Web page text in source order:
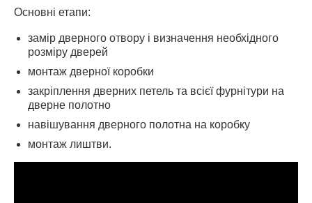
Основні етапи:
замір дверного отвору і визначення необхідного
розміру дверей
монтаж дверної коробки
закріплення дверних петель та всієї фурнітури на
дверне полотно
навішування дверного полотна на коробку
монтаж лиштви.